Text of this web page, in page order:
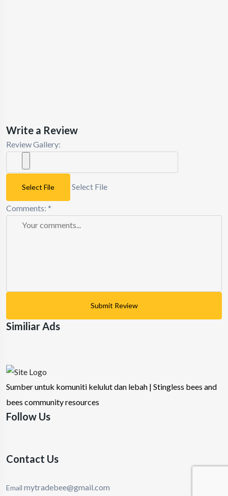
Write a Review
Review Gallery:
Select File Select File
Comments: *
Submit Review
Similiar Ads
Sumber untuk komuniti kelulut dan lebah | Stingless bees and
bees community resources
Follow Us
Contact Us
Email mytradebee@gmail.com